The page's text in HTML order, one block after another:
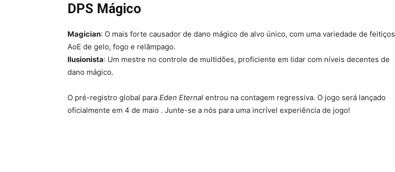
DPS Mágico
Magician: O mais forte causador de dano mágico de alvo único, com uma variedade de feitiços
AoE de gelo, fogo e relâmpago.
Ilusionista: Um mestre no controle de multidões, proficiente em lidar com níveis decentes de
dano mágico.
O pré-registro global para Eden Eternal entrou na contagem regressiva. O jogo será lançado
oficialmente em 4 de maio . Junte-se a nós para uma incrível experiência de jogo!